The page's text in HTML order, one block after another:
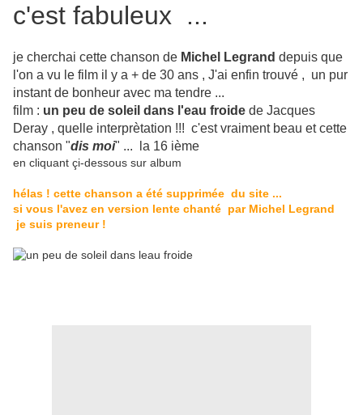
c'est fabuleux ...
je cherchai cette chanson de Michel Legrand depuis que
l'on a vu le film il y a + de 30 ans , J'ai enfin trouvé , un pur
instant de bonheur avec ma tendre ...
film : un peu de soleil dans l'eau froide de Jacques
Deray , quelle interprètation !!! c'est vraiment beau et cette
chanson "dis moi" ... la 16 ième
en cliquant çi-dessous sur album
hélas ! cette chanson a été supprimée du site ...
si vous l'avez en version lente chanté par Michel Legrand
je suis preneur !